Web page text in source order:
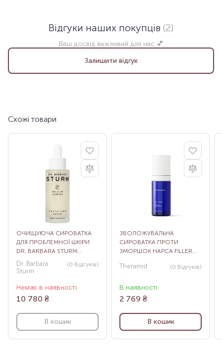
Відгуки наших покупців (2)
Ваш досвід важливий для нас 💕
Залишити відгук
Схожі товари
ОЧИЩУЮЧА СИРОВАТКА
ДЛЯ ПРОБЛЕМНОЇ ШКІРИ
DR. BARBARA STURM
CLARIFYING SERUM, 30 МЛ
Dr. Barbara
Sturm
(0 Відгуків)
Немає в наявності
10 780 ₴
В кошик
ЗВОЛОЖУВАЛЬНА
СИРОВАТКА ПРОТИ
ЗМОРШОК HAPCA FILLER
HYDRATING HA TREATMENT,
Theramid (0 Відгуків)
В наявності
2 769 ₴
В кошик